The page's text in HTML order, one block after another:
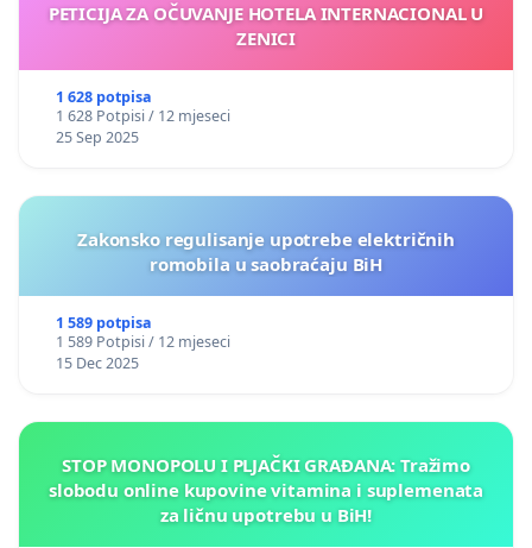
PETICIJA ZA OČUVANJE HOTELA INTERNACIONAL U
ZENICI
1 628 potpisa
1 628 Potpisi / 12 mjeseci
25 Sep 2025
Zakonsko regulisanje upotrebe električnih
romobila u saobraćaju BiH
1 589 potpisa
1 589 Potpisi / 12 mjeseci
15 Dec 2025
STOP MONOPOLU I PLJAČKI GRAĐANA: Tražimo
slobodu online kupovine vitamina i suplemenata
za ličnu upotrebu u BiH!